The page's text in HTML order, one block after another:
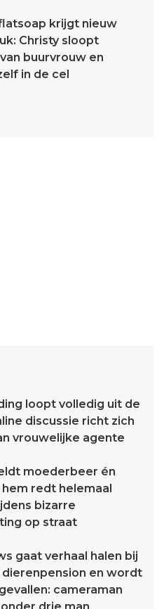
krijgt nieuw
Christy sloopt
buurvrouw en
in de cel
loopt volledig uit de
discussie richt zich
vrouwelijke agente
moederbeer én
hem redt helemaal
bizarre
op straat
gaat verhaal halen bij
en wordt
cameraman